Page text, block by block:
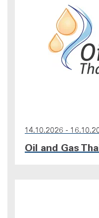
14.10.2026 -
Oil and Gas